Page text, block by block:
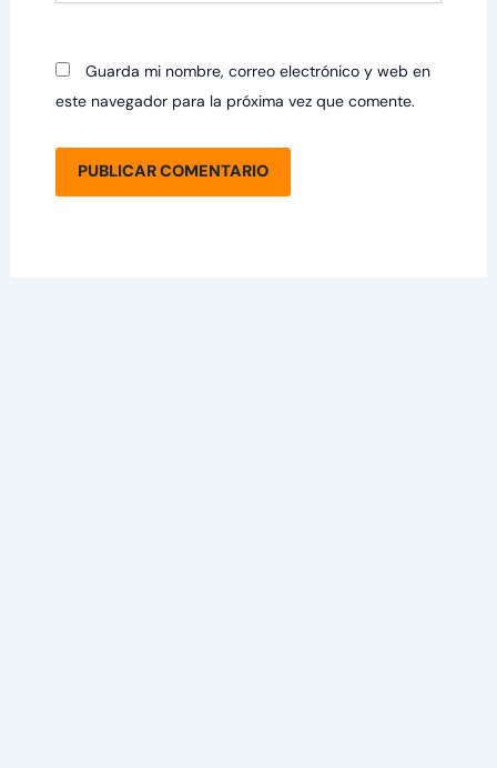
Guarda mi nombre, correo electrónico y web en
este navegador para la próxima vez que comente.